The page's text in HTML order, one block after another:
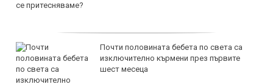
Почти половината бебета по света са
изключително кърмени през първите
шест месеца